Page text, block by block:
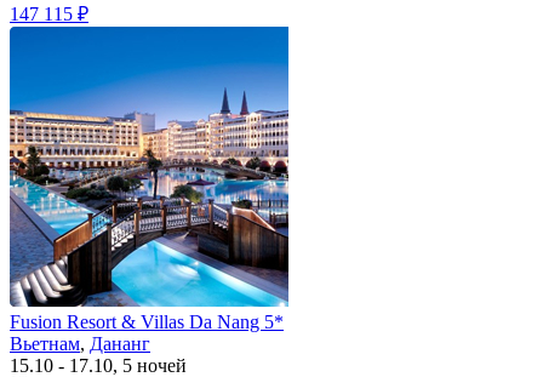
147 115 ₽
Fusion Resort & Villas Da Nang 5*
Вьетнам, Дананг
15.10 - 17.10, 5 ночей